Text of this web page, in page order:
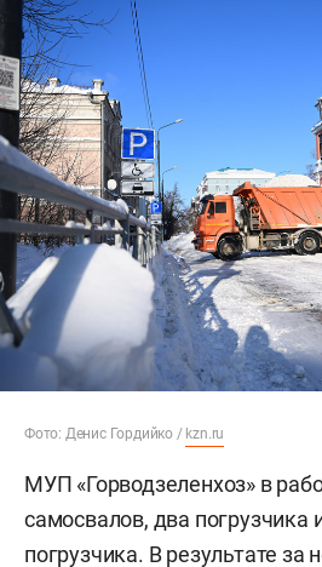
Фото: Денис Гордийко / kzn.ru
МУП «Горводзеленхоз» в
самосвалов, два погрузчика
погрузчика. В результате за